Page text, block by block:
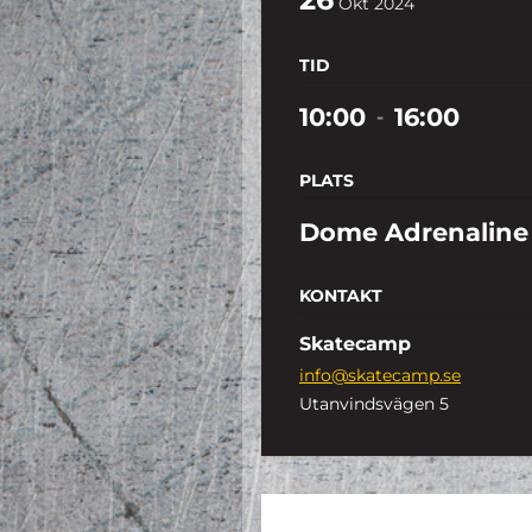
TID
10:00 - 16:00
PLATS
Dome
KONTAKT
Skatecamp
info@skatecamp.se
Utanvindsvägen 5